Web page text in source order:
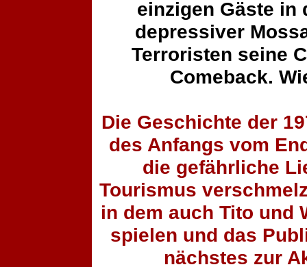
einzigen Gäste in
depressiver
Terroristen seine
Comeback.
Die Geschichte der
des Anfangs vom
die gefährliche
Tourismus
in dem auch Tito und
spielen und das
nächstes zur